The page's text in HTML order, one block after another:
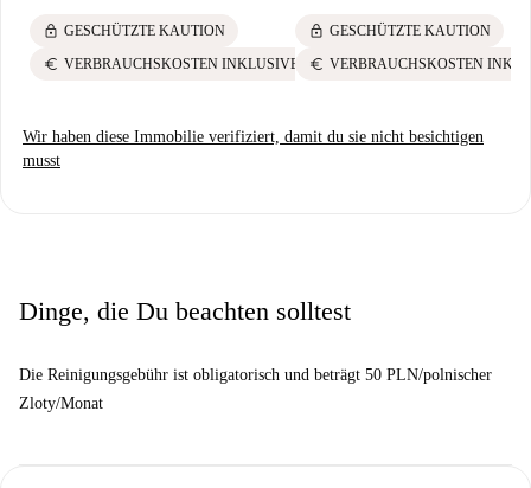
Warszawskiej verleihen diesem Ort historische Bedeutung. Hier zu
wohnen bietet nicht nur Komfort, sondern auch die Möglichkeit, in
lock GESCHÜTZTE KAUTION
euro VERBRAUCHSKOSTEN INKLUSIVE
lock GESCHÜTZTE KAUTION
euro VERBRAUCHSKOSTEN
Wir haben diese Immobilie verifiziert, damit du sie nicht besichtigen
musst
Dinge, die Du beachten solltest
Die Reinigungsgebühr ist obligatorisch und beträgt 50 PLN/polnischer
Zloty/Monat